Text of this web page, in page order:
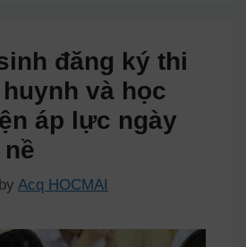
đăng ký thi
và học
áp lực ngày
by Acq HOCMAI